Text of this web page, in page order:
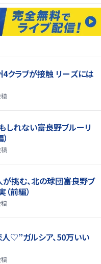
クラブが接触 リーズには
しれない――富良野ブルーリ
挑む、北の球団――富良野ブ
前編）
♡”ガルシア、50万いい